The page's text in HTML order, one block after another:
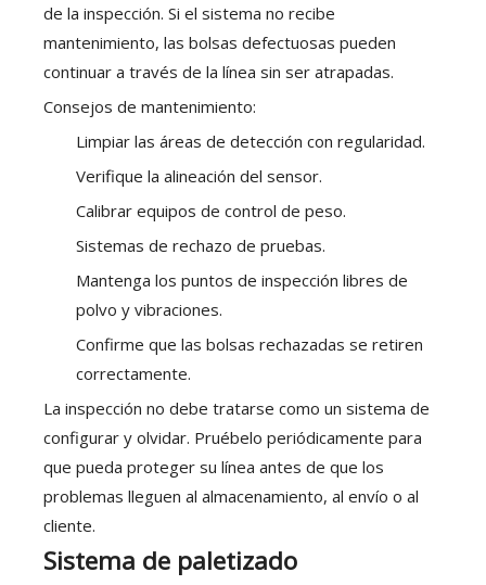
de la inspección. Si el sistema no recibe
mantenimiento, las bolsas defectuosas pueden
continuar a través de la línea sin ser atrapadas.
Consejos de mantenimiento:
Limpiar las áreas de detección con regularidad.
Verifique la alineación del sensor.
Calibrar equipos de control de peso.
Sistemas de rechazo de pruebas.
Mantenga los puntos de inspección libres de
polvo y vibraciones.
Confirme que las bolsas rechazadas se retiren
correctamente.
La inspección no debe tratarse como un sistema de
configurar y olvidar. Pruébelo periódicamente para
que pueda proteger su línea antes de que los
problemas lleguen al almacenamiento, al envío o al
cliente.
Sistema de paletizado